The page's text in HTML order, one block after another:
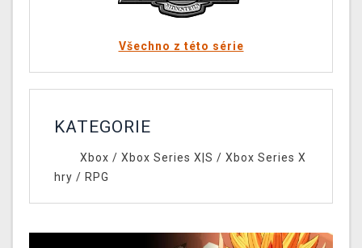
Všechno z této série
KATEGORIE
Xbox / Xbox Series X|S / Xbox Series X
hry / RPG